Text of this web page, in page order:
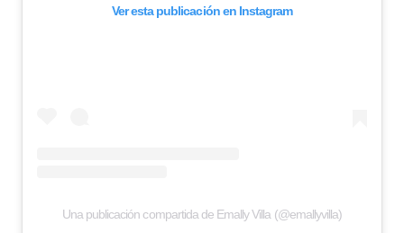
Ver esta publicación en Instagram
Una publicación compartida de Emally Villa (@emallyvilla)